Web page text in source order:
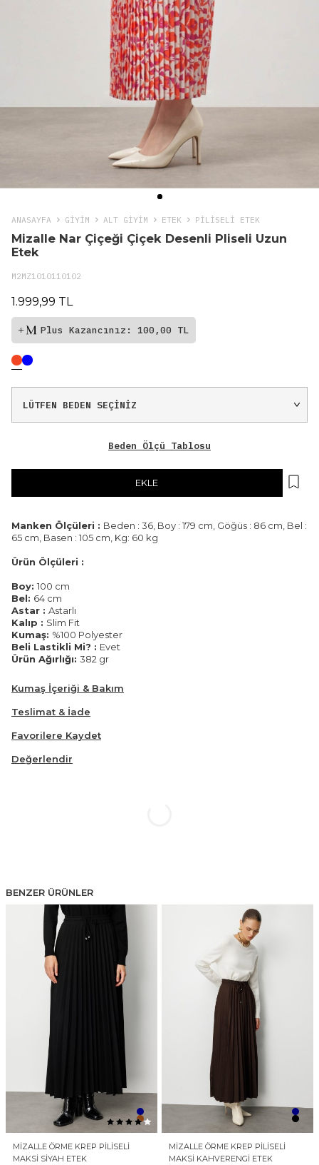
ANASAYFA GIYIM ALT GİYİM ETEK PILISELI ETEK
Mizalle Nar Çiçeği Çiçek Desenli Pliseli Uzun
Etek
M2MZ1010110102
1.999,99 TL
Plus Kazancınız: 100,00 TL
Beden Ölçü Tablosu
EKLE
Manken Ölçüleri : Beden : 36, Boy : 179 cm, Göğüs : 86 cm, Bel :
65 cm, Basen : 105 cm, Kg: 60 kg
Ürün Ölçüleri :
Boy: 100 cm
Bel: 64 cm
Astar : Astarlı
Kalıp : Slim Fit
Kumaş: %100 Polyester
Beli Lastikli Mi? : Evet
Ürün Ağırlığı: 382 gr
Kumaş İçeriği & Bakım
Teslimat & İade
Favorilere Kaydet
Değerlendir
BENZER ÜRÜNLER
MIZALLE ÖRME KREP PILISELI
MAKSI SIYAH ETEK
MIZALLE ÖRME KREP PILISELI
MAKSI KAHVERENGI ETEK